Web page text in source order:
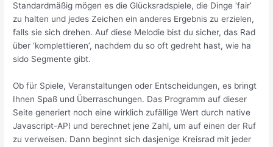
Standardmäßig mögen es die Glücksradspiele, die Dinge ‘fair’
zu halten und jedes Zeichen ein anderes Ergebnis zu erzielen,
falls sie sich drehen. Auf diese Melodie bist du sicher, das Rad
über ‘komplettieren’, nachdem du so oft gedreht hast, wie ha
sido Segmente gibt.
Ob für Spiele, Veranstaltungen oder Entscheidungen, es bringt
Ihnen Spaß und Überraschungen. Das Programm auf dieser
Seite generiert noch eine wirklich zufällige Wert durch native
Javascript-API und berechnet jene Zahl, um auf einen der Ruf
zu verweisen. Dann beginnt sich dasjenige Kreisrad mit jeder